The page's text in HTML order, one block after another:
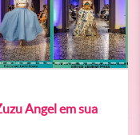
Angel em sua